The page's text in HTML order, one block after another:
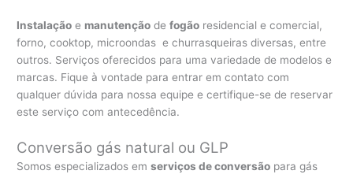
Instalação e manutenção defogão residencial e comercial,
forno, cooktop, microondas e churrasqueiras diversas, entre
outros. Serviços oferecidos para uma variedade de modelos e
marcas. Fique à vontade para entrar em contato com
qualquer dúvida para nossa equipe e certifique-se de reservar
este serviço com antecedência.
Conversão gás natural ou GLP
Somos especializados emserviços de conversão para gás